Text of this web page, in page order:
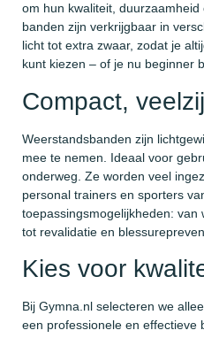
om hun kwaliteit,
banden zijn verkrijgbaar in
licht tot extra zwaar, zodat je
kunt kiezen – of je nu beginner
Compact,
Weerstandsbanden zijn
mee te nemen. Ideaal voor
onderweg. Ze worden veel
personal trainers en sporters
toepassingsmogelijkheden: van
tot revalidatie en
Kies voor
Bij Gymna.nl selecteren we
een professionele en effectieve